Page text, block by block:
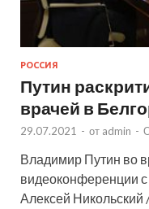
РОССИЯ
Путин
врачей в
29.07.2021 - от admin -
Владимир Путин во
видеоконференции
Алексей